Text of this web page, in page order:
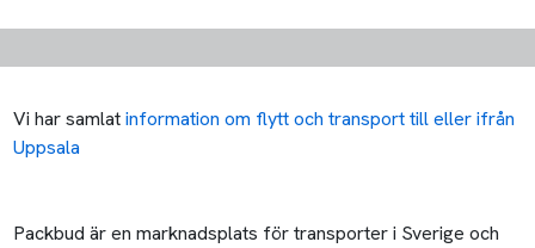
Vi har samlatinformation om flytt och transport till eller ifrån
Uppsala
Packbud är en marknadsplats för transporter i Sverige och